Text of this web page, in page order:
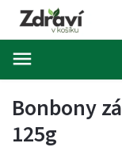
Bonbony
125g